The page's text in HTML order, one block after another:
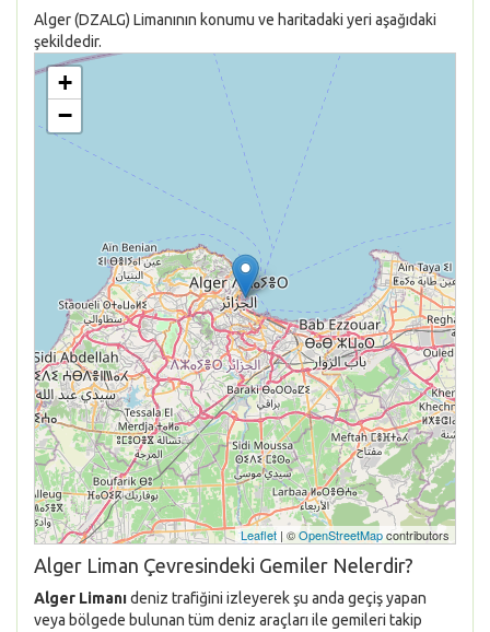
Alger (DZALG) Limanının konumu ve haritadaki yeri aşağıdaki
şekildedir.
+
−
Leaflet | ©OpenStreetMapcontributors
Alger Liman Çevresindeki Gemiler Nelerdir?
Alger Limanıdeniz trafiğini izleyerek şu anda geçiş yapan
veya bölgede bulunan tüm deniz araçları ile gemileri takip